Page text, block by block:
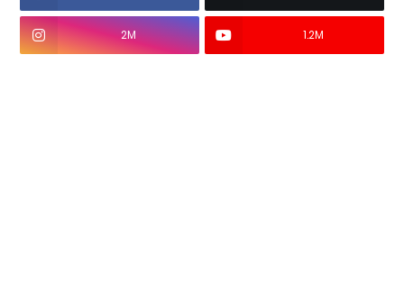
2M 1.2M